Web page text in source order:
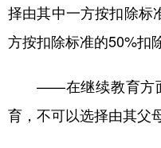
择由其中一方按扣除标
方按扣除标准的50%扣
——在继续教育方面
育，不可以选择由其父